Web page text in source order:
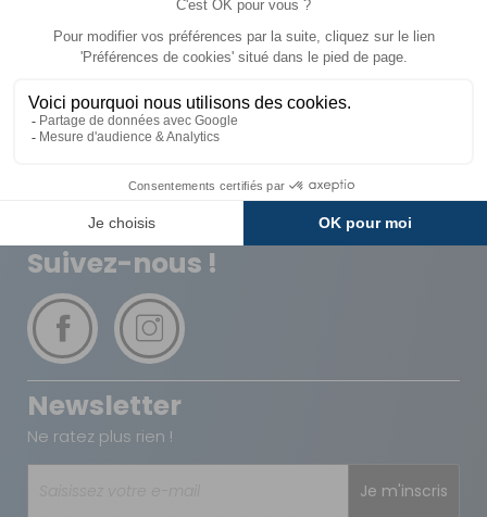
Expédié sous 72h Sécurisés
Carte de fidélité Plusieurs fois
Suivez-nous !
Newsletter
Ne ratez plus rien !
Je m'inscris